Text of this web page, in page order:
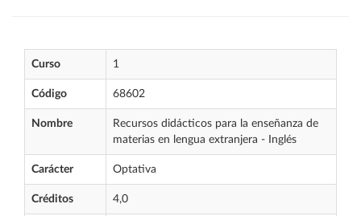
Curso 1
Código 68602
Nombre
Recursos didácticos para la enseñanza de
materias en lengua extranjera - Inglés
Carácter Optativa
Créditos 4,0